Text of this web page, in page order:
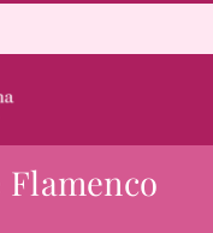
Flamenco